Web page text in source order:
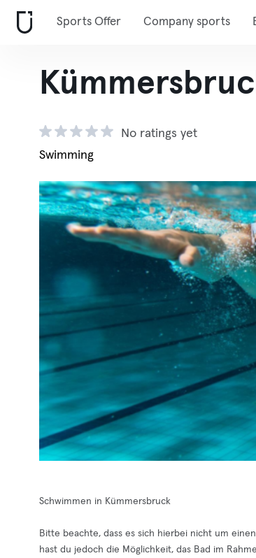
Sports Offer Company sports
No ratings yet
Swimming
Schwimmen in Kümmersbruck
Bitte beachte, dass es sich hierbei nicht um
hast du jedoch die Möglichkeit, das Bad im